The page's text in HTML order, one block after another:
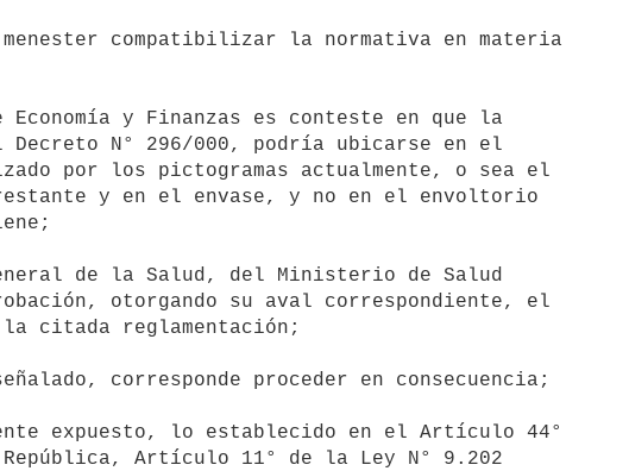
menester compatibilizar la normativa en materia
y Finanzas es conteste en que la
Decreto N° 296/000, podría ubicarse en el
por los pictogramas actualmente, o sea el
y en el envase, y no en el envoltorio
de la Salud, del Ministerio de Salud
otorgando su aval correspondiente, el
citada reglamentación;
corresponde proceder en consecuencia;
expuesto, lo establecido en el Artículo 44°
Artículo 11° de la Ley N° 9.202